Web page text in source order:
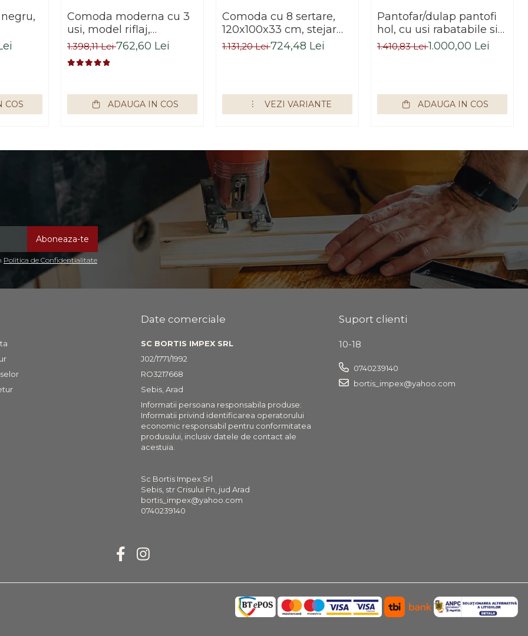
COS
Comoda moderna cu 3
usi, model riflaj,
negru/stejar artisan,
120x88x44 cm, Bortis
impex
1.398,11 Lei762,60 Lei
ADAUGA IN COS
Comoda cu 8 sertare,
120x100x33 cm, stejar
sonoma/alb, pentru hol,
living, dormitor, birou,
1.131,20 Lei724,48 Lei
VEZI VARIANTE
Pantofar/dulap pantofi
hol, cu usi rabatabile si
sertar,bej crem casmir,
pal+mdf casmir , 98x
negre, butoni auriu,
Bortis
1.410,83 Lei1.000,00 Lei
ADAUGA IN COS
Politica de Confidentialitate
Date comerciale
SC BORTIS IMPEX SRL
J02/1771/1992
RO3217668
Sebis, Arad
Informatii persoana responsabila produse:
Informatii privind identificarea operatorului
economic responsabil pentru conformitatea
produsului, inclusiv datele de contact ale
acestuia.
Sc Bortis Impex Srl
Sebis, str Crisului Fn, jud Arad
bortis_impex@yahoo.com
0740239140
Suport clienti
10-18
0740239140
bortis_impex@yahoo.com